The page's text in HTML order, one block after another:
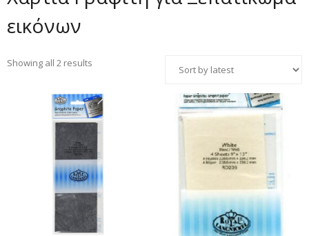
εικόνων
Showing all 2 results